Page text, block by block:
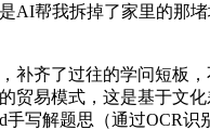
帮我拆掉了家里的那堵
齐了过往的学问短板，
贸易模式，这是基于文
写解题思（通过OCR识